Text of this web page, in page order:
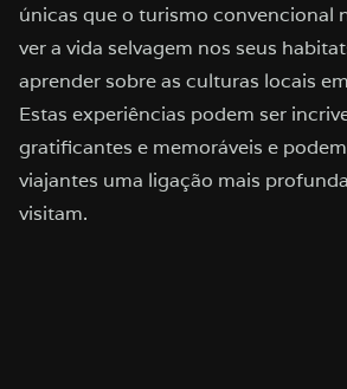
únicas que o turismo convencional
ver a vida selvagem nos seus
aprender sobre as culturas locais
Estas experiências podem ser
gratificantes e memoráveis e
viajantes uma ligação mais
visitam.